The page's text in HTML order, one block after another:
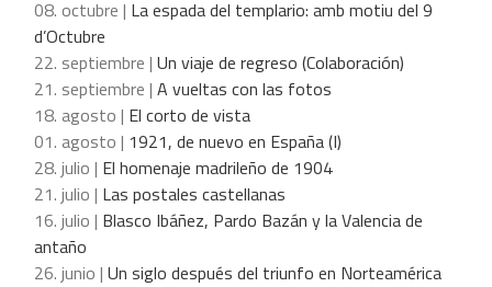
08. octubre | La espada del templario: amb motiu del 9
d’Octubre
22. septiembre | Un viaje de regreso (Colaboración)
21. septiembre | A vueltas con las fotos
18. agosto | El corto de vista
01. agosto | 1921, de nuevo en España (I)
28. julio | El homenaje madrileño de 1904
21. julio | Las postales castellanas
16. julio | Blasco Ibáñez, Pardo Bazán y la Valencia de
antaño
26. junio | Un siglo después del triunfo en Norteamérica